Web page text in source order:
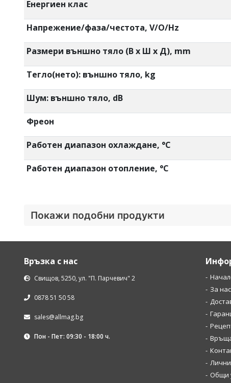
Енергиен клас
Напрежение/фаза/честота, V/O/Hz
Размери външно тяло (В x Ш x Д), mm
Тегло(нето): външно тяло, kg
Шум: външно тяло, dB
Фреон
Работен диапазон охлаждане, °C
Работен диапазон отопление, °C
Покажи подобни продукти
Връзка с нас
Свищов, 5250, ул. "П. Парчевич" 2
0878 51 50 58
sales@allmag.bg
Пон - Пет: 09:30 - 18:00 ч.
За нас
Общи